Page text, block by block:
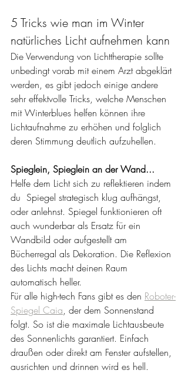
5 Tricks wie man im Winter
natürliches Licht aufnehmen kann
Die Verwendung von Lichttherapie sollte
unbedingt vorab mit einem Arzt abgeklärt
werden, es gibt jedoch einige andere
sehr effektvolle Tricks, welche Menschen
mit Winterblues helfen können ihre
Lichtaufnahme zu erhöhen und folglich
deren Stimmung deutlich aufzuhellen.
Spieglein, Spieglein an der Wand...
Helfe dem Licht sich zu reflektieren indem
du  Spiegel strategisch klug aufhängst,
oder anlehnst. Spiegel funktionieren oft
auch wunderbar als Ersatz für ein
Wandbild oder aufgestellt am
Bücherregal als Dekoration. Die Reflexion
des Lichts macht deinen Raum
automatisch heller.
Für alle high-tech Fans gibt es den Roboter-
Spiegel Caia, der dem Sonnenstand
folgt. So ist die maximale Lichtausbeute
des Sonnenlichts garantiert. Einfach
draußen oder direkt am Fenster aufstellen,
ausrichten und drinnen wird es hell.